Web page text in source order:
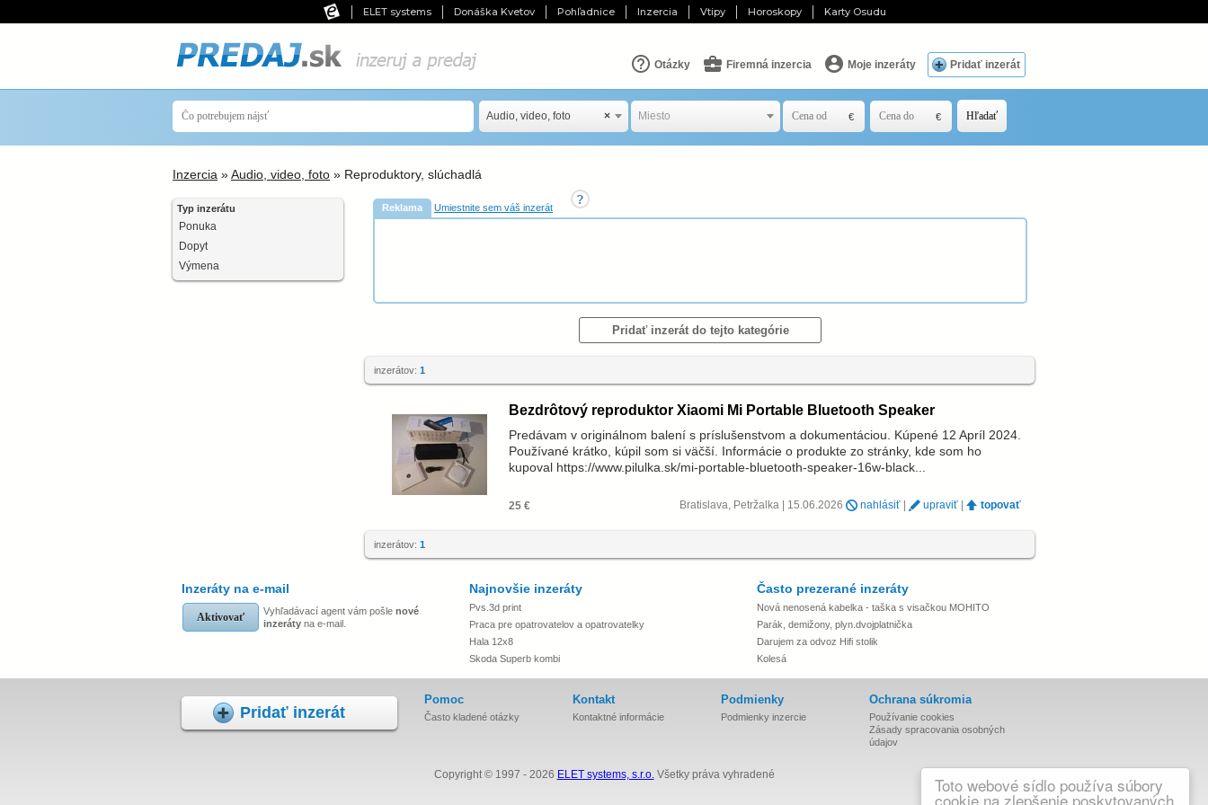
Toto webové sídlo používa súbory
cookie na zlepšenie poskytovaných
ELET systems Donáška Kvetov Pohľadnice Inzercia Vtipy Horoskopy Karty Osudu
Otázky Firemná inzercia Moje inzeráty Pridať inzerát
×
Audio, video, foto Miesto Hľadať
Inzercia »Audio, video, foto » Reproduktory, slúchadlá
Typ inzerátu
Ponuka
Dopyt
Výmena
Reklama Umiestnite sem váš inzerát
Pridať inzerát do tejto kategórie
inzerátov: 1
Bezdrôtový reproduktor Xiaomi Mi Portable Bluetooth Speaker
Predávam v originálnom balení s príslušenstvom a dokumentáciou. Kúpené 12 Apríl 2024.
Používané krátko, kúpil som si väčší. Informácie o produkte zo stránky, kde som ho
kupoval https://www.pilulka.sk/mi-portable-bluetooth-speaker-16w-black...
25 € Bratislava, Petržalka | 15.06.2026 nahlásiť upraviť topovať
inzerátov: 1
Inzeráty na e-mail
Aktivovať Vyhľadávací agent vám pošle nové
inzeráty na e-mail.
Najnovšie inzeráty
Pvs.3d print
Praca pre opatrovatelov a opatrovatelky
Hala 12x8
Skoda Superb kombi
Často prezerané inzeráty
Nová nenosená kabelka - taška s visačkou MOHITO
Parák, demižony, plyn.dvojplatnička
Darujem za odvoz Hifi stolik
Kolesá
Pridať inzerát
Pomoc
Často kladené otázky
Kontakt
Kontaktné informácie
Podmienky
Podmienky inzercie
Ochrana súkromia
Používanie cookies
Zásady spracovania osobných
údajov
Copyright © 1997 - 2026 ELET systems, s.r.o.Všetky práva vyhradené